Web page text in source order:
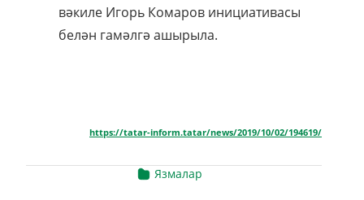
вәкиле Игорь Комаров инициативасы
белән гамәлгә ашырыла.
https://tatar-inform.tatar/news/2019/10/02/194619/
Язмалар